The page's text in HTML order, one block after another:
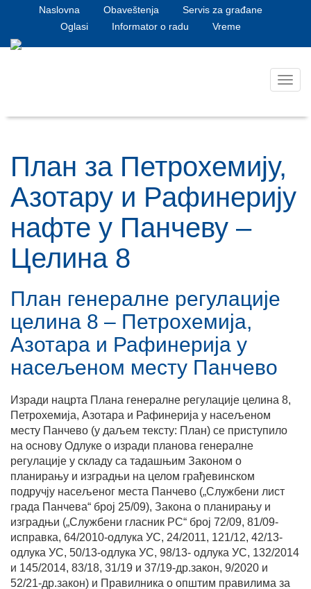
Naslovna Obaveštenja
Servis za građane
Oglasi
Informator o radu Vreme
План за Петрохемију,
Азотару и Рафинерију
нафте у Панчеву –
Целина 8
План генералне регулације
целина 8 – Петрохемија,
Азотара и Рафинерија у
насељеном месту Панчево
Изради нацрта Плана генералне регулације целина 8,
Петрохемија, Азотара и Рафинерија у насељеном
месту Панчево (у даљем тексту: План) се приступило
на основу Одлуке о изради планoва генералне
регулације у складу са тадашњим Законом о
планирању и изградњи на целом грађевинском
подручју насељеног места Панчево („Службени лист
града Панчева“ број 25/09), Закона о планирању и
изградњи („Службени гласник РС“ број 72/09, 81/09-
исправка, 64/2010-одлука УС, 24/2011, 121/12, 42/13-
одлука УС, 50/13-одлука УС, 98/13- одлука УС, 132/2014
и 145/2014, 83/18, 31/19 и 37/19-др.закон, 9/2020 и
52/21-др.закон) и Правилника о општим правилима за